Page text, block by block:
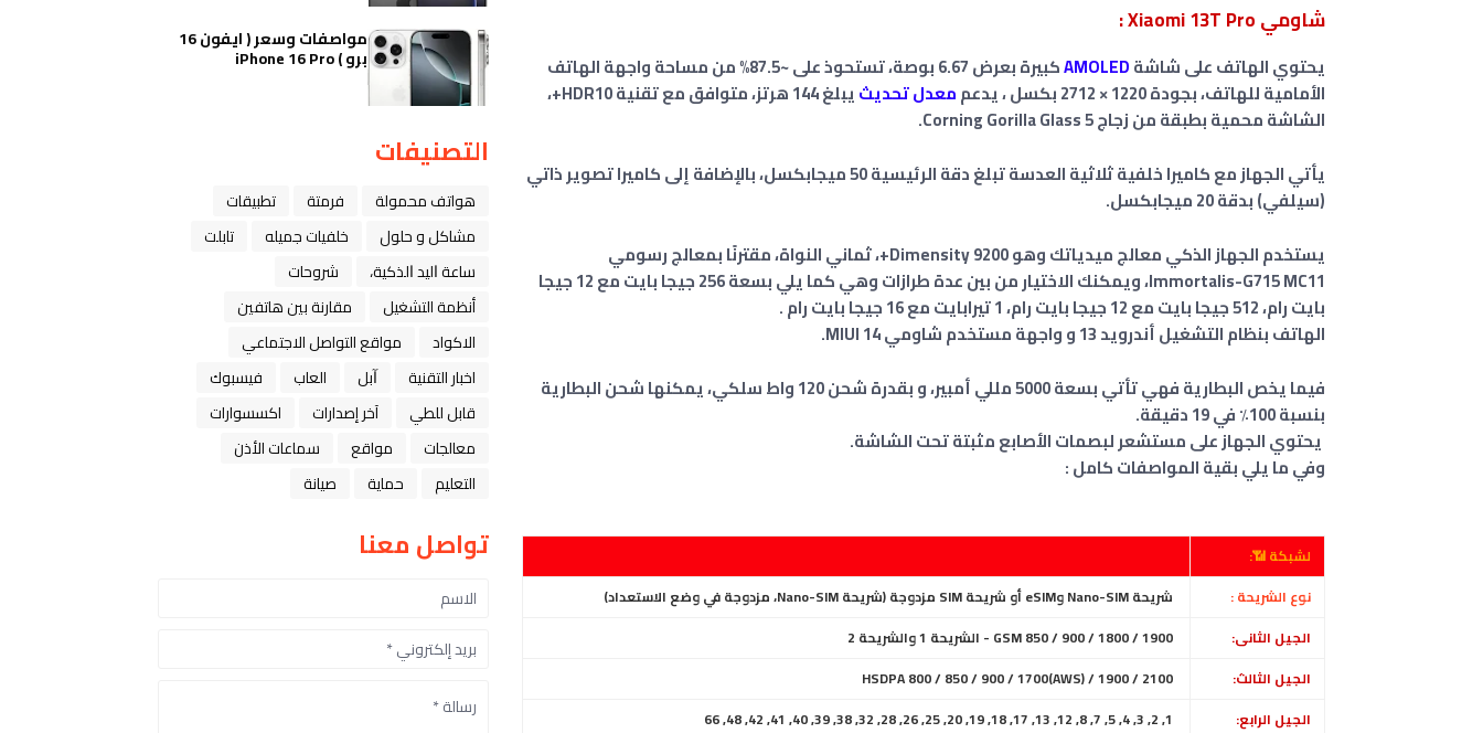
شاومي Xiaomi 13T Pro :
يحتوي الهاتف على شاشةAMOLED
كبيرة بعرض 6.67 بوصة، تستحوذ على ~87.5% من مساحة واجهة الهاتف
الأمامية للهاتف، بجودة 1220 × 2712 بكسل ، يدعم
معدل تحديث
يبلغ 144 هرتز، متوافق مع تقنية HDR10+،
الشاشة محمية بطبقة من زجاج Corning Gorilla Glass 5.
يأتي الجهاز مع كاميرا خلفية ثلاثية العدسة تبلغ دقة الرئيسية 50 ميجابكسل، بالإضافة إلى كاميرا تصوير ذاتي
(سيلفي) بدقة 20 ميجابكسل.
يستخدم الجهاز الذكي معالج ميدياتك وهو Dimensity 9200+، ثماني النواة، مقترنًا بمعالج رسومي
Immortalis-G715 MC11، ويمكنك الاختيار من بين عدة طرازات وهي كما يلي بسعة 256 جيجا بايت مع 12 جيجا
بايت رام، 512 جيجا بايت مع 12 جيجا بايت رام، 1 تيرابايت مع 16 جيجا بايت رام
.
الهاتف بنظام التشغيل أندرويد 13 و واجهة مستخدم شاومي MIUI 14.
فيما يخص البطارية فهي تأتي بسعة 5000 مللي أمبير، و بقدرة شحن 120 واط سلكي، يمكنها شحن البطارية
بنسبة 100٪ في 19 دقيقة.
يحتوي الجهاز على مستشعر لبصمات الأصابع مثبتة تحت الشاشة.
وفي ما يلي بقية المواصفات كامل :
لشبكة 📶:
نوع الشريحة :
شريحة Nano-SIM وeSIM أو شريحة SIM مزدوجة (شريحة Nano-SIM، مزدوجة في وضع الاستعداد)
الجيل الثانى:
الجيل الثالث:
HSDPA 800 / 850 / 900 / 1700(AWS) / 1900 / 2100
الجيل الرابع:
1, 2, 3, 4, 5, 7, 8, 12, 13, 17, 18, 19, 20, 25, 26, 28, 32, 38, 39, 40, 41, 42, 48, 66
مواصفات وسعر ( ايفون 16
برو ) iPhone 16 Pro
التصنيفات
هواتف محمولة فرمتة
تطبيقات
مشاكل و حلول
خلفيات جميله
تابلت
ﺳﺎﻋﺔ ﺍﻟﻴﺪ ﺍﻟﺬﻛﻴﺔ،
شروحات
أنظمة التشغيل
مقارنة بين هاتفين
الاكواد
مواقع التواصل الاجتماعي
اخبار التقنية
ﺁﺑﻞ العاب
فيسبوك
قابل للطي
آخر إصدارات
اكسسوارات
معالجات
مواقع
سماعات الأذن
التعليم
حماية صيانة
تواصل معنا